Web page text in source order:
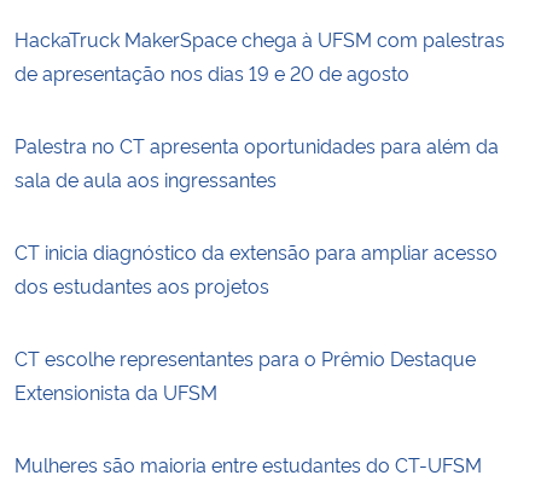
HackaTruck MakerSpace chega à UFSM com palestras
de apresentação nos dias 19 e 20 de agosto
Palestra no CT apresenta oportunidades para além da
sala de aula aos ingressantes
CT inicia diagnóstico da extensão para ampliar acesso
dos estudantes aos projetos
CT escolhe representantes para o Prêmio Destaque
Extensionista da UFSM
Mulheres são maioria entre estudantes do CT-UFSM